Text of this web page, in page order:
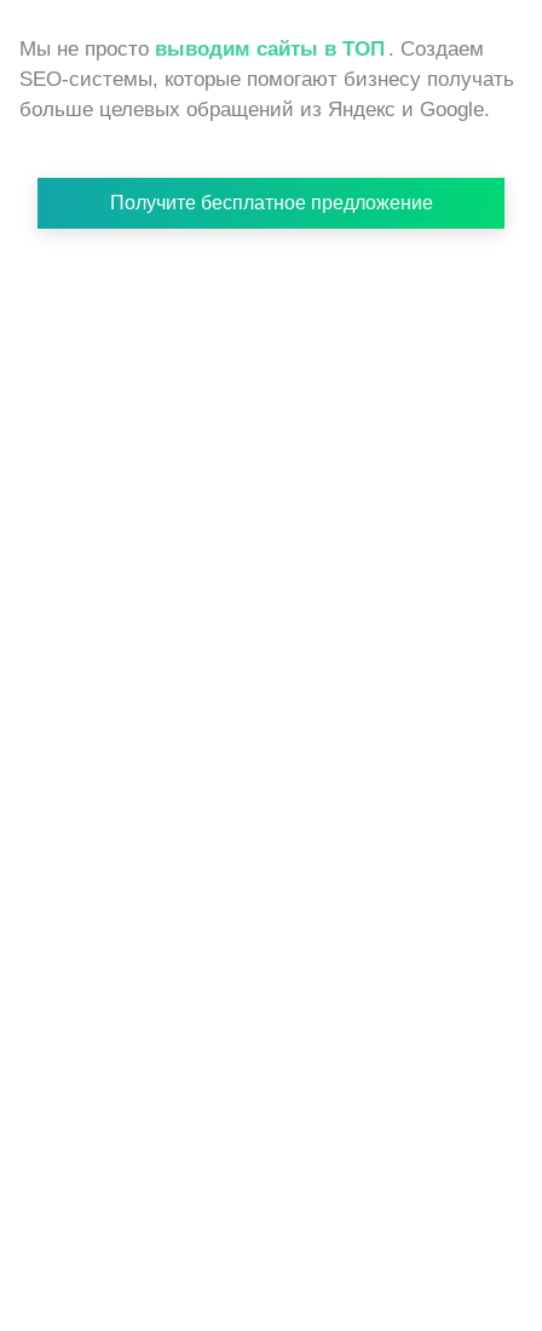
Мы не просто выводим сайты в ТОП . Создаем
SEO-системы, которые помогают бизнесу получать
больше целевых обращений из Яндекс и Google.
Получите бесплатное предложение